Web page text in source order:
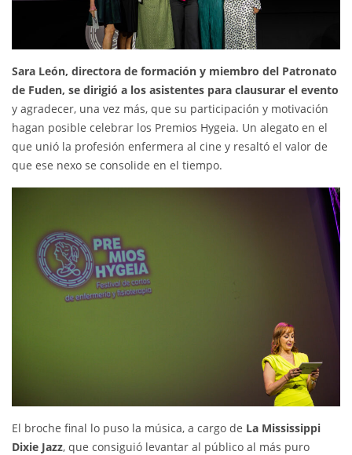
Sara León, directora de formación y miembro del Patronato
de Fuden, se dirigió a los asistentes para clausurar el evento
y agradecer, una vez más, que su participación y motivación
hagan posible celebrar los Premios Hygeia. Un alegato en el
que unió la profesión enfermera al cine y resaltó el valor de
que ese nexo se consolide en el tiempo.
El broche final lo puso la música, a cargo de La Mississippi
Dixie Jazz, que consiguió levantar al público al más puro